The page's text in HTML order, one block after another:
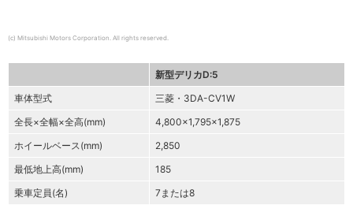
(c) Mitsubishi Motors Corporation. All rights reserved.
新型デリカD:5
車体型式
三菱・3DA-CV1W
全長×全幅×全高(mm)
4,800×1,795×1,875
ホイールベース(mm)
2,850
最低地上高(mm)
185
乗車定員(名)
7または8